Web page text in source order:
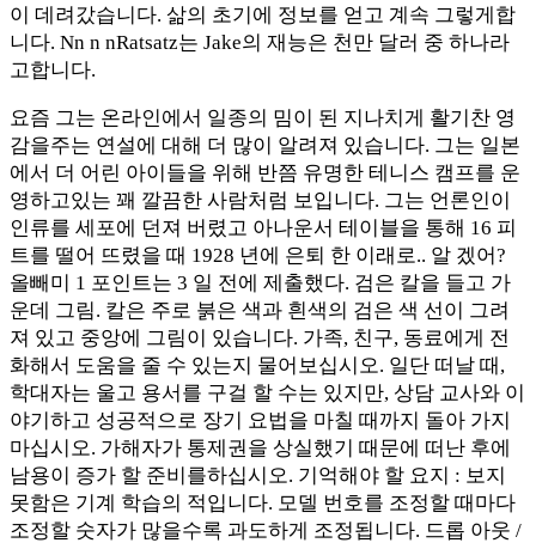
이 데려갔습니다. 삶의 초기에 정보를 얻고 계속 그렇게합
니다. Nn n nRatsatz는 Jake의 재능은 천만 달러 중 하나라
고합니다.
요즘 그는 온라인에서 일종의 밈이 된 지나치게 활기찬 영
감을주는 연설에 대해 더 많이 알려져 있습니다. 그는 일본
에서 더 어린 아이들을 위해 반쯤 유명한 테니스 캠프를 운
영하고있는 꽤 깔끔한 사람처럼 보입니다. 그는 언론인이
인류를 세포에 던져 버렸고 아나운서 테이블을 통해 16 피
트를 떨어 뜨렸을 때 1928 년에 은퇴 한 이래로.. 알 겠어?
올빼미 1 포인트는 3 일 전에 제출했다. 검은 칼을 들고 가
운데 그림. 칼은 주로 붉은 색과 흰색의 검은 색 선이 그려
져 있고 중앙에 그림이 있습니다. 가족, 친구, 동료에게 전
화해서 도움을 줄 수 있는지 물어보십시오. 일단 떠날 때,
학대자는 울고 용서를 구걸 할 수는 있지만, 상담 교사와 이
야기하고 성공적으로 장기 요법을 마칠 때까지 돌아 가지
마십시오. 가해자가 통제권을 상실했기 때문에 떠난 후에
남용이 증가 할 준비를하십시오. 기억해야 할 요지 : 보지
못함은 기계 학습의 적입니다. 모델 번호를 조정할 때마다
조정할 숫자가 많을수록 과도하게 조정됩니다. 드롭 아웃 /